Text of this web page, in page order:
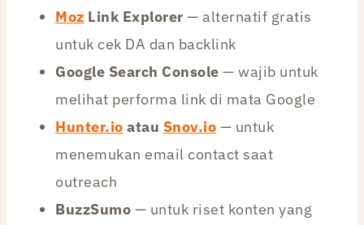
Moz Link Explorer — alternatif gratis
untuk cek DA dan backlink
Google Search Console — wajib untuk
melihat performa link di mata Google
Hunter.io atau Snov.io — untuk
menemukan email contact saat
outreach
BuzzSumo — untuk riset konten yang